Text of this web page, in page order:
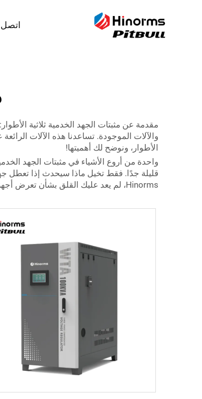
اتصل
مقدمة عن مثبتات الجهد الخدمية ثلاثية
والآلات الموجودة. تساعدنا هذه الآلات
الأطوار، ونوضح لك أهميتها!
واحدة من أروع الأشياء في مثبتات الجهد
قليلة جدًا. فقط تخيل ماذا سيحدث إذا تعطل
Hinorms، لم يعد عليك القلق بشأن تعرض أجهزتك لأي ضرر.